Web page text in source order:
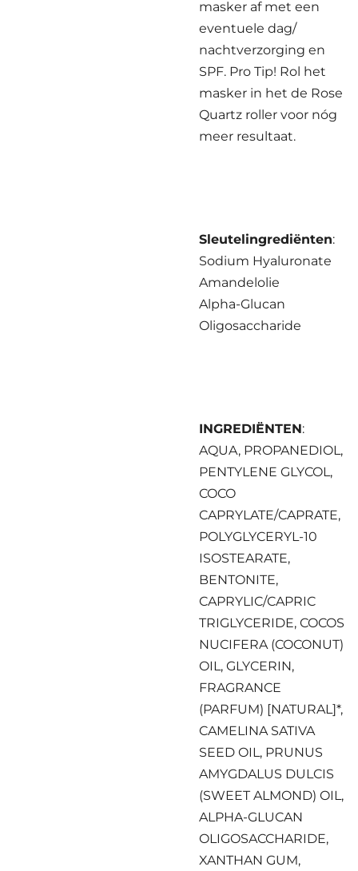
masker af met een
eventuele dag/
nachtverzorging en
SPF. Pro Tip! Rol het
masker in het de Rose
Quartz roller voor nóg
meer resultaat.
Sleutelingrediënten:
Sodium Hyaluronate
Amandelolie
Alpha-Glucan
Oligosaccharide
INGREDIËNTEN:
AQUA, PROPANEDIOL,
PENTYLENE GLYCOL,
COCO
CAPRYLATE/CAPRATE,
POLYGLYCERYL-10
ISOSTEARATE,
BENTONITE,
CAPRYLIC/CAPRIC
TRIGLYCERIDE, COCOS
NUCIFERA (COCONUT)
OIL, GLYCERIN,
FRAGRANCE
(PARFUM) [NATURAL]*,
CAMELINA SATIVA
SEED OIL, PRUNUS
AMYGDALUS DULCIS
(SWEET ALMOND) OIL,
ALPHA-GLUCAN
OLIGOSACCHARIDE,
XANTHAN GUM,